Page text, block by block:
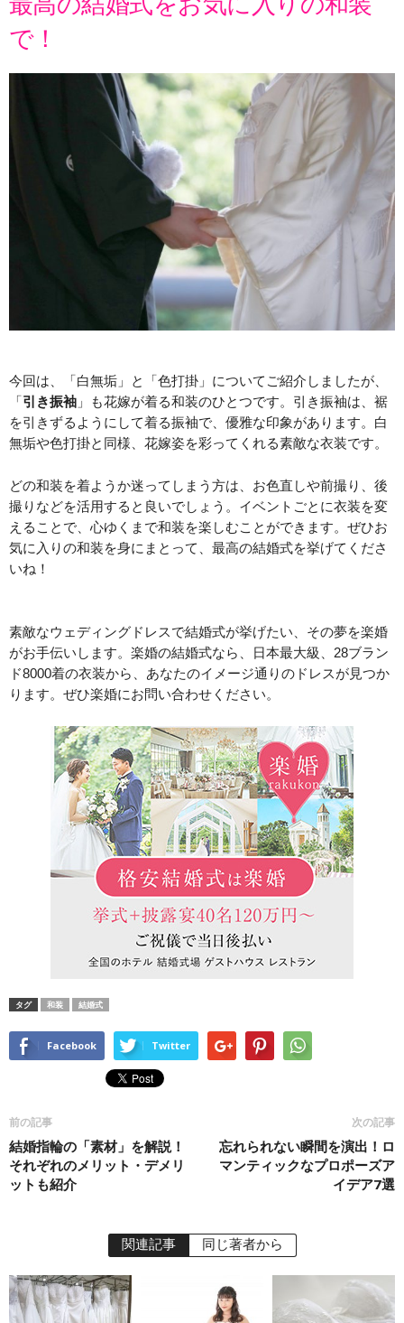
で！
今回は、「白無垢」と「色打掛」についてご紹介しましたが、
「引き振袖 」も花嫁が着る和装のひとつです。引き振袖は、裾
を引きずるようにして着る振袖で、優雅な印象があります。白
無垢や色打掛と同様、花嫁姿を彩ってくれる素敵な衣装です。
どの和装を着ようか迷ってしまう方は、お色直しや前撮り、後
撮りなどを活用すると良いでしょう。イベントごとに衣装を変
えることで、心ゆくまで和装を楽しむことができます。ぜひお
気に入りの和装を身にまとって、最高の結婚式を挙げてくださ
いね！
素敵なウェディングドレスで結婚式が挙げたい、その夢を楽婚
がお手伝いします。楽婚の結婚式なら、日本最大級、28ブラン
ド8000着の衣装から、あなたのイメージ通りのドレスが見つか
ります。ぜひ楽婚にお問い合わせください。
タグ 和装 結婚式
Facebook Twitter
前の記事
結婚指輪の「素材」を解説！
それぞれのメリット・デメリ
ットも紹介
次の記事
忘れられない瞬間を演出！ロ
マンティックなプロポーズア
イデア7選
関連記事 同じ著者から